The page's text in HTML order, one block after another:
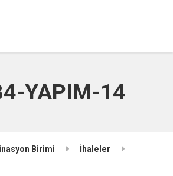
YAPIM-14
Birimi İhaleler